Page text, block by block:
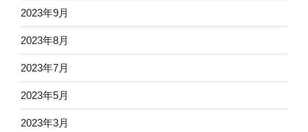
2023年9月
2023年8月
2023年7月
2023年5月
2023年3月